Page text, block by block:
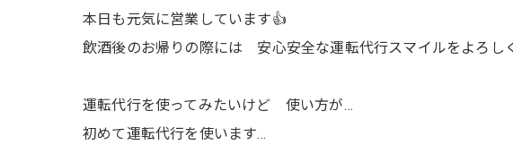
本日も元気に営業しています👍
飲酒後のお帰りの際には 安心安全な運転代行スマイルをよろし
運転代行を使ってみたいけど 使い方が…
初めて運転代行を使います…